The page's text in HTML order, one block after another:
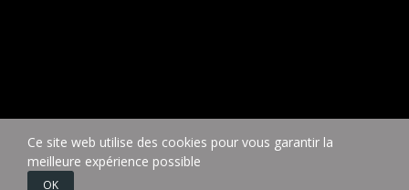
COPYRIGHT © VÉLO9 2004
Ce site web utilise des cookies pour vous garantir la
meilleure expérience possible
OK